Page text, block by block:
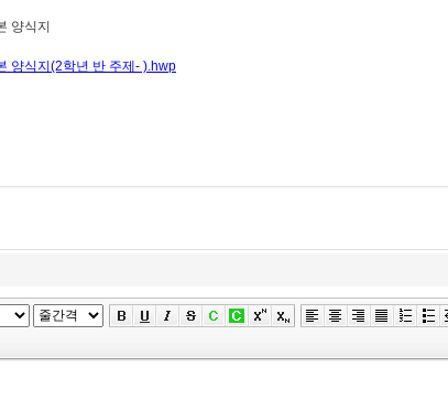
양식지
양식지(2학년 반 주제- ).hwp